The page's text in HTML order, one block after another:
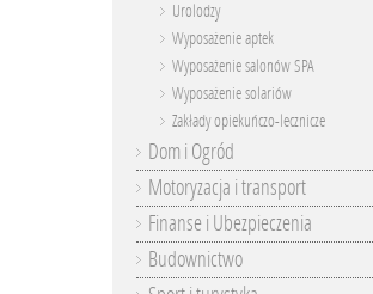
Urolodzy
Wyposażenie aptek
Wyposażenie salonów SPA
Wyposażenie solariów
Zakłady opiekuńczo-lecznicze
Dom i Ogród
Motoryzacja i transport
Finanse i Ubezpieczenia
Budownictwo